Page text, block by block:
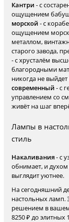
Кантри - с
ощущением
морской - с
ощущением
металлом,
старого завода,
- с хрусталём
благородными
никогда не
современный - с
управлением со
живёт на шаг
Лампы в
стиль
Накаливания- с
обнимает, и
выглядит уютнее.
На сегодняшний
настольных ламп.
решением в
8250 ₽ до элитных